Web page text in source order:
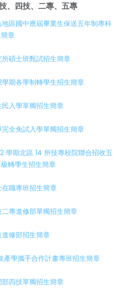
、四技、二專、五專
地區國中應屆畢業生保送五年制專科
章
所碩士班甄試招生簡章
學期各學制轉學生招生簡章
民入學單獨招生簡章
完全免試入學單獨招生簡章
學期北區 14 所技專校院聯合招收五
轉學生招生簡章
在職專班招生簡章
二專進修部單獨招生簡章
進修部招生簡章
產學攜手合作計畫專班招生簡章
部四技單獨招生簡章